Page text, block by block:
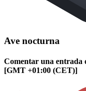
Ave nocturna
Comentar una entrada
[GMT +01:00 (CET)]